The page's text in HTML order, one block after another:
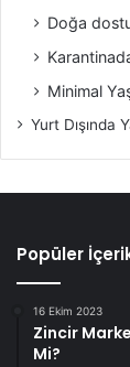
Doğa
Minimal
Yurt Dışında
Popüler
16 Ekim 2023
Zincir
Mi?